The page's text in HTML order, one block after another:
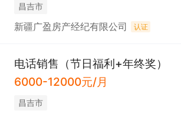
昌吉市
新疆广盈房产经纪有限公司 认证
电话销售（节日福利+年终奖）
6000-12000元/月
昌吉市